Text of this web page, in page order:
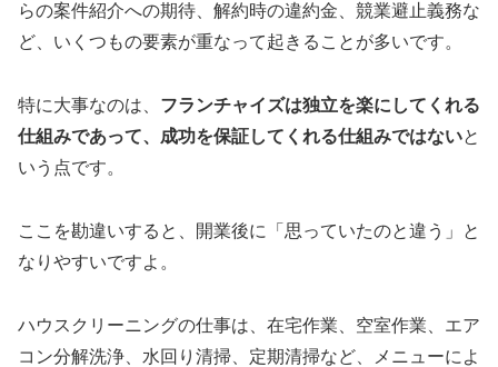
らの案件紹介への期待、解約時の違約金、競業避止義務な
ど、いくつもの要素が重なって起きることが多いです。
特に大事なのは、 フランチャイズは独立を楽にしてくれる
仕組みであって、成功を保証してくれる仕組みではないと
いう点です。
ここを勘違いすると、開業後に「思っていたのと違う」と
なりやすいですよ。
ハウスクリーニングの仕事は、在宅作業、空室作業、エア
コン分解洗浄、水回り清掃、定期清掃など、メニューによ